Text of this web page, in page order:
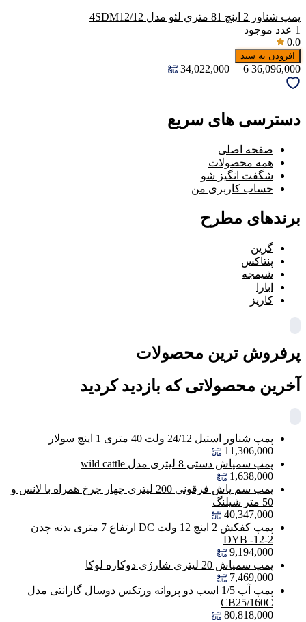
پمپ شناور 2 اينچ 81 متري لئو مدل 4SDM12/12
1 عدد موجود
0.0
افزودن به سبد
36,096,000
6
34,022,000
دسترسی های سریع
صفحه اصلی
همه محصولات
شگفت انگیز شو
حساب کاربری من
برندهای مطرح
گرین
پنتاکس
شیمجه
ابارا
کاریز
پرفروش ترین محصولات
آخرین محصولاتی که بازدید کردید
پمپ شناور استیل 24/12 ولت 40 متری 1 اینچ سولار
11,306,000
پمپ سمپاش دستی 8 لیتری مدل wild cattle
1,638,000
پمپ سم پاش فرقونی 200 لیتری چهار چرخ همراه با لانس و
50 متر شیلنگ
40,347,000
پمپ کفکش 2 اینچ 12 ولت DC ارتفاع 7 متری بدنه چدن
DYB -12-2
9,194,000
پمپ سمپاش 20 لیتری شارژی دوکاره لوکا
7,469,000
پمپ آب 1/5 اسب دو پروانه ورتکس دوسال گارانتی مدل
CB25/160C
80,818,000